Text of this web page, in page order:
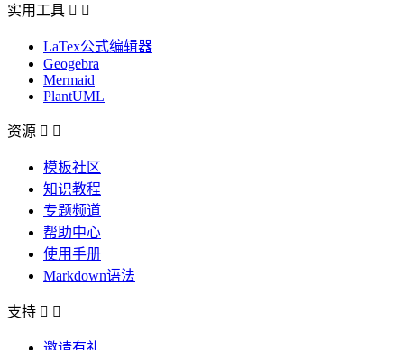
实用工具  
LaTex公式编辑器
Geogebra
Mermaid
PlantUML
资源  
模板社区
知识教程
专题频道
帮助中心
使用手册
Markdown语法
支持  